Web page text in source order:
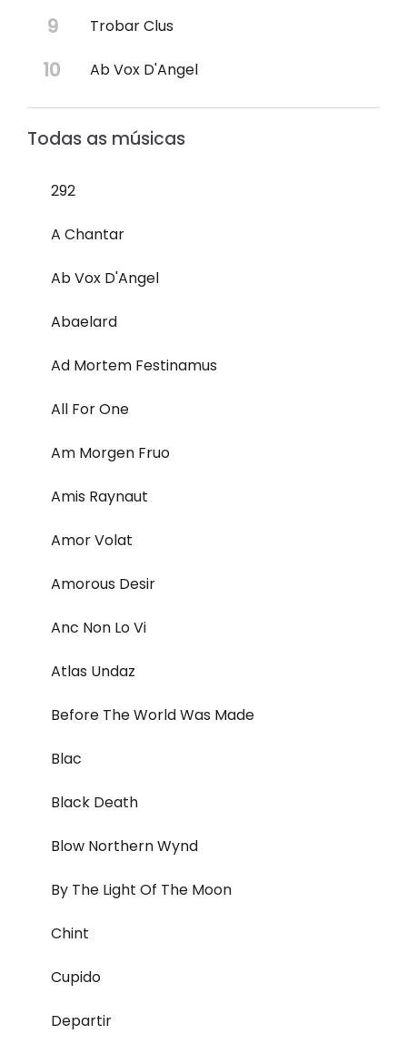
Trobar Clus
Ab Vox D'Angel
Todas as músicas
292
A Chantar
Ab Vox D'Angel
Abaelard
Ad Mortem Festinamus
All For One
Am Morgen Fruo
Amis Raynaut
Amor Volat
Amorous Desir
Anc Non Lo Vi
Atlas Undaz
Before The World Was Made
Blac
Black Death
Blow Northern Wynd
By The Light Of The Moon
Chint
Cupido
Departir